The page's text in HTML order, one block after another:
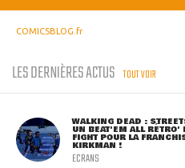
COMICSBLOG.fr
LES DERNIÈRES ACTUS TOUT VOIR
WALKING DEAD :
UN BEAT'EM ALL RÉTRO'
FIGHT POUR LA
KIRKMAN !
ECRANS